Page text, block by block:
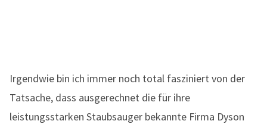
Irgendwie bin ich immer noch total fasziniert von der
Tatsache, dass ausgerechnet die für ihre
leistungsstarken Staubsauger bekannte Firma Dyson